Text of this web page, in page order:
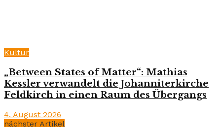
Kultur
„Between States of Matter“: Mathias
Kessler verwandelt die Johanniterkirche
Feldkirch in einen Raum des Übergangs
4. August 2026
nächster Artikel